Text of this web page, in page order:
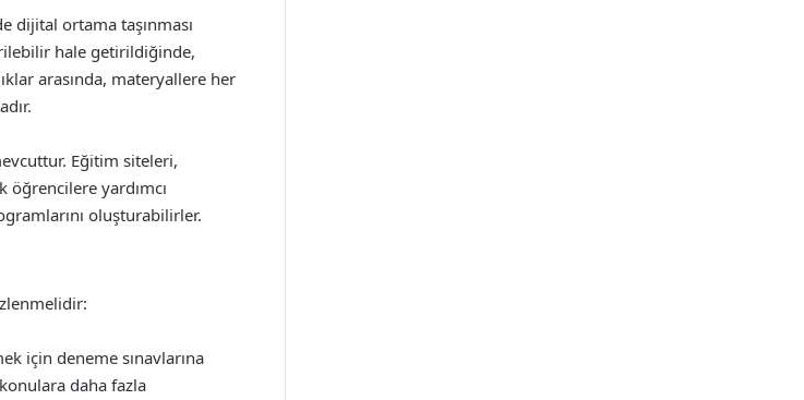
dijital ortama taşınması
hale getirildiğinde,
arasında, materyallere her
Eğitim siteleri,
yardımcı
oluşturabilirler.
için deneme sınavlarına
daha fazla